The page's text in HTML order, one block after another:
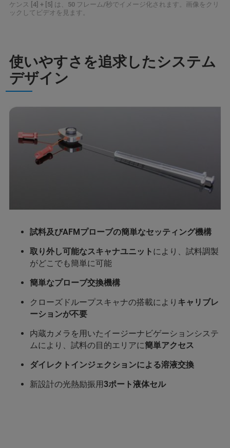
ケンス [4] + [5] は、50 フレーム/秒でイメージ化されます。画像をクリ
ックしてビデオを見ます。
使いやすさを追求したシステム
デザイン
試料及びAFMプローブの簡単なセッティング機構
取り外し可能なスキャナユニット により、試料調製
がどこでも簡単に可能
簡単なプローブ交換機構
クローズドループスキャナの搭載により キャリブレ
ーションが不要
内蔵カメラを用いたイージーナビゲーションシステ
ムにより、試料の目的エリアに簡単アクセス
ダイレクトインジェクションによる溶液交換
新設計の光熱励振用3ポート液体セル